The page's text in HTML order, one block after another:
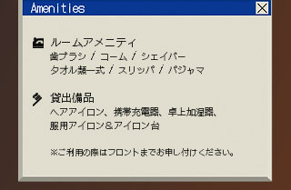
ルームアメニティ
歯ブラシ / コーム / シェイバー
タオル類一式 / スリッパ / パジャマ
貸出備品
ヘアアイロン、携帯充電器、卓上加湿器、
服用アイロン＆アイロン台
※ご利用の際はフロントまでお申し付けください。